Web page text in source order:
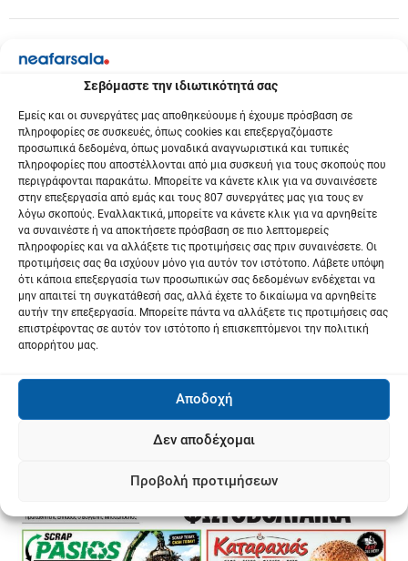
Σεβόμαστε την ιδιωτικότητά σας
Εμείς και οι συνεργάτες μας αποθηκεύουμε ή έχουμε πρόσβαση σε
πληροφορίες σε συσκευές, όπως cookies και επεξεργαζόμαστε
προσωπικά δεδομένα, όπως μοναδικά αναγνωριστικά και τυπικές
πληροφορίες που αποστέλλονται από μια συσκευή για τους σκοπούς που
περιγράφονται παρακάτω. Μπορείτε να κάνετε κλικ για να συναινέσετε
στην επεξεργασία από εμάς και τους 807 συνεργάτες μας για τους εν
λόγω σκοπούς. Εναλλακτικά, μπορείτε να κάνετε κλικ για να αρνηθείτε
να συναινέστε ή να αποκτήσετε πρόσβαση σε πιο λεπτομερείς
πληροφορίες και να αλλάξετε τις προτιμήσεις σας πριν συναινέσετε. Οι
προτιμήσεις σας θα ισχύουν μόνο για αυτόν τον ιστότοπο. Λάβετε υπόψη
ότι κάποια επεξεργασία των προσωπικών σας δεδομένων ενδέχεται να
μην απαιτεί τη συγκατάθεσή σας, αλλά έχετε το δικαίωμα να αρνηθείτε
αυτήν την επεξεργασία. Μπορείτε πάντα να αλλάξετε τις προτιμήσεις σας
επιστρέφοντας σε αυτόν τον ιστότοπο ή επισκεπτόμενοι την πολιτική
απορρήτου μας.
Αποδοχή
Δεν αποδέχομαι
Προβολή προτιμήσεων